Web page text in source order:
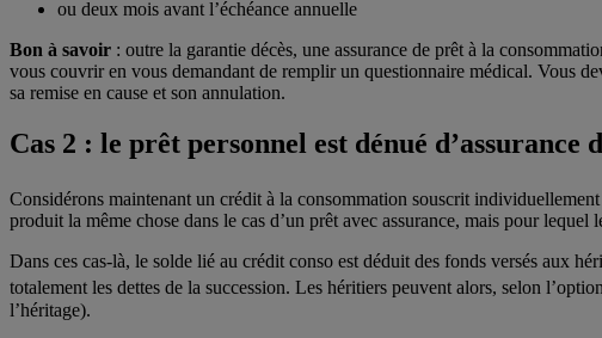
ou deux mois avant l’échéance annuelle
Bon à savoir : outre la garantie décès, une assurance de prêt à la
vous couvrir en vous demandant de remplir un questionnaire médical. Vous
sa remise en cause et son annulation.
Cas 2 : le prêt personnel est dénué d’assurance
Considérons maintenant un crédit à la consommation souscrit
produit la même chose dans le cas d’un prêt avec assurance, mais pour
Dans ces cas-là, le solde lié au crédit conso est déduit des fonds versés aux
totalement les dettes de la succession. Les héritiers peuvent alors, selon
l’héritage).